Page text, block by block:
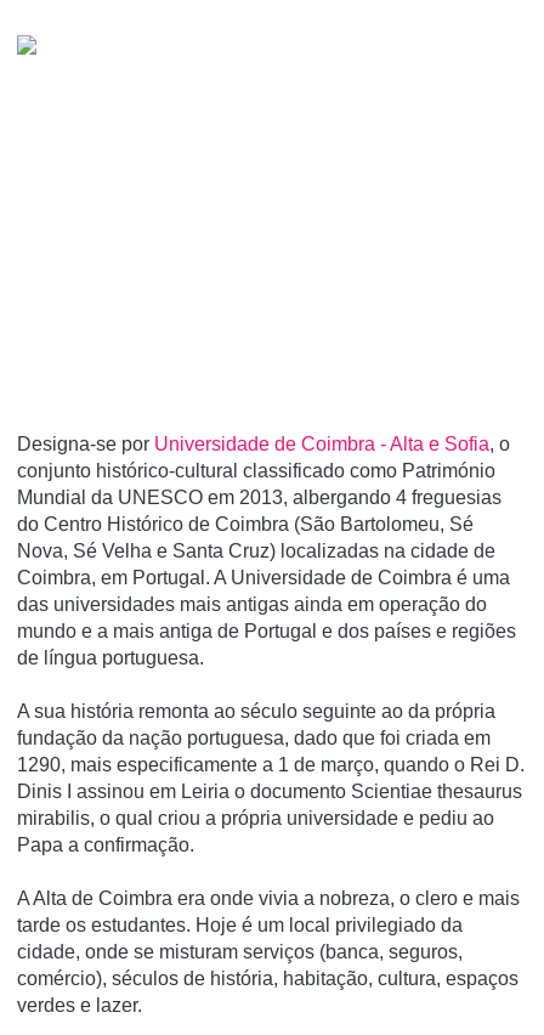
Designa-se por Universidade de Coimbra - Alta e Sofia, o
conjunto histórico-cultural classificado como Património
Mundial da UNESCO em 2013, albergando 4 freguesias
do Centro Histórico de Coimbra (São Bartolomeu, Sé
Nova, Sé Velha e Santa Cruz) localizadas na cidade de
Coimbra, em Portugal. A Universidade de Coimbra é uma
das universidades mais antigas ainda em operação do
mundo e a mais antiga de Portugal e dos paí­ses e regiões
de lí­ngua portuguesa.
A sua história remonta ao século seguinte ao da própria
fundação da nação portuguesa, dado que foi criada em
1290, mais especificamente a 1 de março, quando o Rei D.
Dinis I assinou em Leiria o documento Scientiae thesaurus
mirabilis, o qual criou a própria universidade e pediu ao
Papa a confirmação.
A Alta de Coimbra era onde vivia a nobreza, o clero e mais
tarde os estudantes. Hoje é um local privilegiado da
cidade, onde se misturam serviços (banca, seguros,
comércio), séculos de história, habitação, cultura, espaços
verdes e lazer.